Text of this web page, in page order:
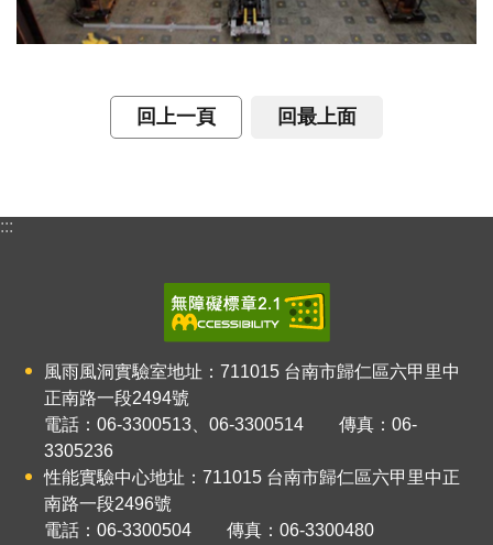
風
站
建
回上一頁 回最上面
:::
風雨風洞實驗室地址：711015 台南市歸仁區六甲里中
正南路一段2494號
電話：06-3300513、06-3300514 傳真：06-
3305236
性能實驗中心地址：711015 台南市歸仁區六甲里中正
南路一段2496號
電話：06-3300504 傳真：06-3300480